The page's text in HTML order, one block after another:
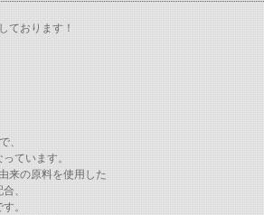
ております！
、
ています。
来の原料を使用した
、
。